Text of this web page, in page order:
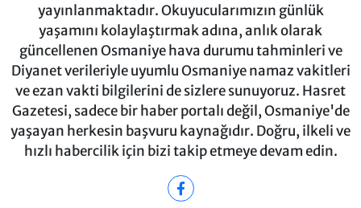
yayınlanmaktadır. Okuyucularımızın günlük
yaşamını kolaylaştırmak adına, anlık olarak
güncellenen Osmaniye hava durumu tahminleri ve
Diyanet verileriyle uyumlu Osmaniye namaz vakitleri
ve ezan vakti bilgilerini de sizlere sunuyoruz. Hasret
Gazetesi, sadece bir haber portalı değil, Osmaniye'de
yaşayan herkesin başvuru kaynağıdır. Doğru, ilkeli ve
hızlı habercilik için bizi takip etmeye devam edin.